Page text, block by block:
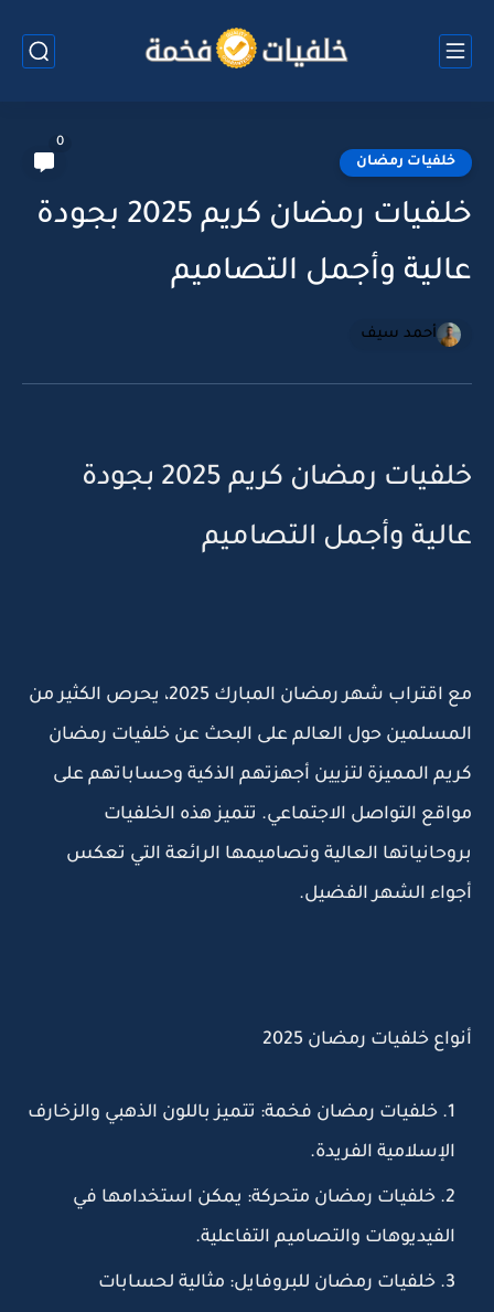
خلفيات رمضان
0
خلفيات رمضان كريم 2025 بجودة
عالية وأجمل التصاميم
أحمد سيف
خلفيات رمضان كريم 2025 بجودة
عالية وأجمل التصاميم
مع اقتراب شهر رمضان المبارك 2025، يحرص الكثير من
المسلمين حول العالم على البحث عن خلفيات رمضان
كريم المميزة لتزيين أجهزتهم الذكية وحساباتهم على
مواقع التواصل الاجتماعي. تتميز هذه الخلفيات
بروحانياتها العالية وتصاميمها الرائعة التي تعكس
أجواء الشهر الفضيل.
أنواع خلفيات رمضان 2025
خلفيات رمضان فخمة: تتميز باللون الذهبي والزخارف
الإسلامية الفريدة.
خلفيات رمضان متحركة: يمكن استخدامها في
الفيديوهات والتصاميم التفاعلية.
خلفيات رمضان للبروفايل: مثالية لحسابات